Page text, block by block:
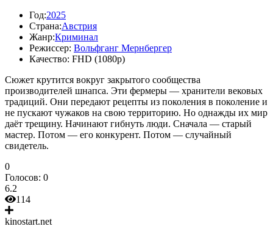
Год:2025
Страна:Австрия
Жанр:Криминал
Режиссер: Вольфганг Мернбергер
Качество: FHD (1080p)
Сюжет крутится вокруг закрытого сообщества
производителей шнапса. Эти фермеры — хранители вековых
традиций. Они передают рецепты из поколения в поколение и
не пускают чужаков на свою территорию. Но однажды их мир
даёт трещину. Начинают гибнуть люди. Сначала — старый
мастер. Потом — его конкурент. Потом — случайный
свидетель.
0
Голосов: 0
6.2
114
kinostart.net